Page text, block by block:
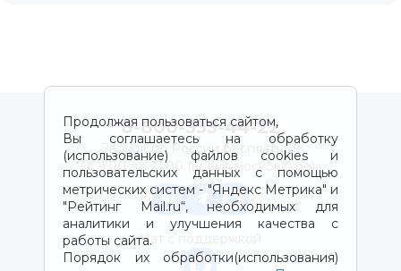
Продолжая пользоваться сайтом,
Вы соглашаетесь на обработку
(использование) файлов cookies и
пользовательских данных с помощью
метрических систем - "Яндекс Метрика" и
"Рейтинг Mail.ru“, необходимых для
аналитики и улучшения качества с
работы сайта.
Порядок их обработки(использования)
8-800-333-44-22
Звонок по России бесплатный
с 9:00 до 21:00 (время московское)
Чат с поддержкой